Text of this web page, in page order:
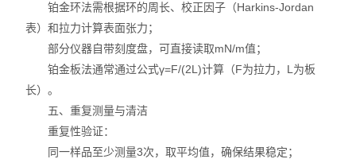
铂金环法需根据环的周长、校正因子（Harkins-Jordan
表）和拉力计算表面张力；
部分仪器自带刻度盘，可直接读取mN/m值；
铂金板法通常通过公式γ=F/(2L)计算（F为拉力，L为板
长）。
五、重复测量与清洁
重复性验证：
同一样品至少测量3次，取平均值，确保结果稳定；